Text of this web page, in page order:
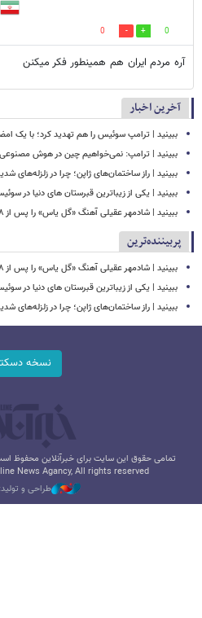
0
0
آره مردم ایران هم همینطور فکر میکنن
آخرین اخبار
ببینید | ترامپ سوئیس را هم تهدید کرد؛ با یک
ببینید | ترامپ: نمی‌خواهیم چین در هوش مصنوعی
ببینید | راز ساختمان‌های ژاپن؛ چرا در زلزله‌های
ببینید | یکی از زیباترین قبرستان های دنیا در
ببینید | شادمهر عقیلی آهنگ «گل یاس» را پس از ۲۸ سال بازخوانی کرد
پربیننده‌ترین
ببینید | شادمهر عقیلی آهنگ «گل یاس» را پس از ۲۸ سال بازخوانی کرد
ببینید | یکی از زیباترین قبرستان های دنیا در
ببینید | راز ساختمان‌های ژاپن؛ چرا در زلزله‌های
نسخه
تمامی حقوق این سایت برای خبرآنلاین محفوظ
News Agancy, All rights reserved
طراحی و